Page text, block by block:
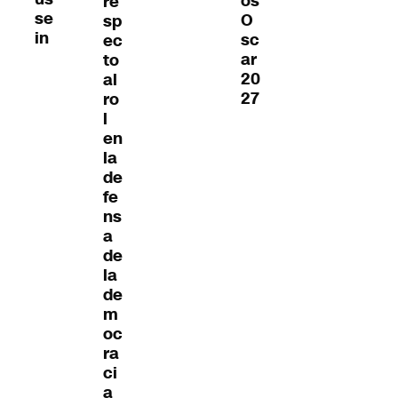
se
in
sp
ec
to
al
ro
l
en
la
de
fe
ns
a
de
la
de
m
oc
ra
ci
a
O
sc
ar
20
27